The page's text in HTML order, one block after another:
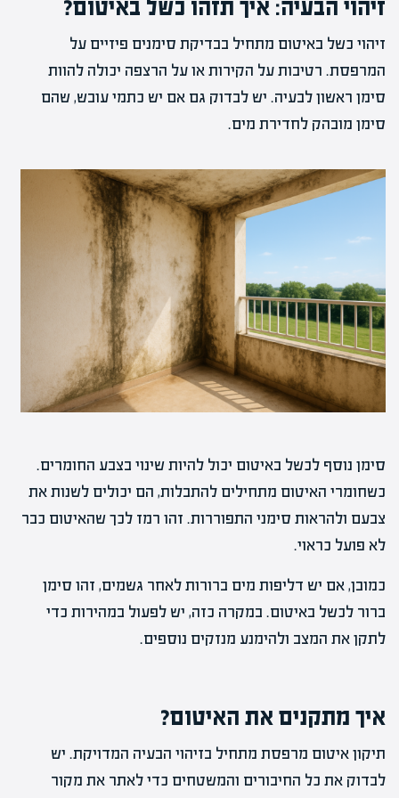
זיהוי הבעיה: איך תזהו כשל באיטום?
זיהוי כשל באיטום מתחיל בבדיקת סימנים פיזיים על
המרפסת. רטיבות על הקירות או על הרצפה יכולה להוות
סימן ראשון לבעיה. יש לבדוק גם אם יש כתמי עובש, שהם
סימן מובהק לחדירת מים.
סימן נוסף לכשל באיטום יכול להיות שינוי בצבע החומרים.
כשחומרי האיטום מתחילים להתבלות, הם יכולים לשנות את
צבעם ולהראות סימני התפוררות. זהו רמז לכך שהאיטום כבר
לא פועל כראוי.
כמובן, אם יש דליפות מים ברורות לאחר גשמים, זהו סימן
ברור לכשל באיטום. במקרה כזה, יש לפעול במהירות כדי
לתקן את המצב ולהימנע מנזקים נוספים.
איך מתקנים את האיטום?
תיקון איטום מרפסת מתחיל בזיהוי הבעיה המדויקת. יש
לבדוק את כל החיבורים והמשטחים כדי לאתר את מקור